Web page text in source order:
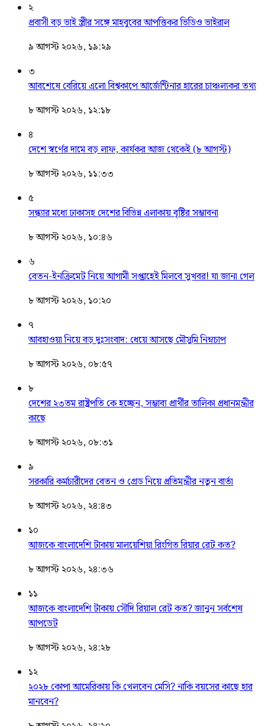
২
প্রবাসী বড় ভাই স্ত্রীর সঙ্গে মাহবুবের আপত্তিকর ভিডিও ভাইরাল ​
৯ আগস্ট ২০২৬, ১৯:২৯
৩
আবশেষে বেরিয়ে এলো বিশ্বকাপে আর্জেন্টিনার হারের চাঞ্চল্যকর তথ্য
৮ আগস্ট ২০২৬, ১২:১৮
৪
দেশে স্বর্ণের দামে বড় লাফ, কার্যকর আজ থেকেই (৮ আগস্ট)
৮ আগস্ট ২০২৬, ১১:৩৩
৫
সন্ধ্যার মধ্যে ঢাকাসহ দেশের বিভিন্ন এলাকায় বৃষ্টির সম্ভাবনা
৮ আগস্ট ২০২৬, ১০:৪৬
৬
বেতন-ইনক্রিমেট নিয়ে আগামী সপ্তাহেই মিলবে সুখবর! যা জানা গেল
৮ আগস্ট ২০২৬, ১০:২০
৭
আবহাওয়া নিয়ে বড় দুঃসংবাদ: ধেয়ে আসছে মৌসুমি নিম্নচাপ
৮ আগস্ট ২০২৬, ০৮:৫৭
৮
দেশের ২৩তম রাষ্ট্রপতি কে হচ্ছেন, সম্ভাব্য প্রার্থীর তালিকা প্রধানমন্ত্রীর
কাছে
৮ আগস্ট ২০২৬, ০৮:৩১
৯
সরকারি কর্মচারীদের বেতন ও গ্রেড নিয়ে প্রতিমন্ত্রীর নতুন বার্তা
৮ আগস্ট ২০২৬, ২৪:৪৩
১০
আজকে বাংলাদেশি টাকায় মালয়েশিয়া রিংগিত রিয়ার রেট কত?
৮ আগস্ট ২০২৬, ২৪:৩৬
১১
আজকে বাংলাদেশি টাকায় সৌদি রিয়াল রেট কত? জানুন সর্বশেষ
আপডেট
৮ আগস্ট ২০২৬, ২৪:২৮
১২
২০২৮ কোপা আমেরিকায় কি খেলবেন মেসি? নাকি বয়সের কাছে হার
মানবেন?